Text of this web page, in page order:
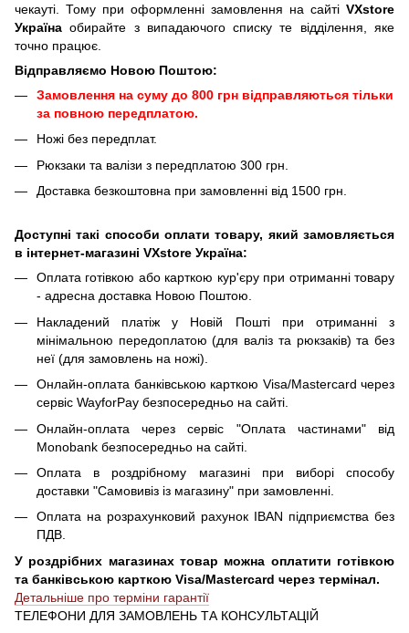
чекауті. Тому при оформленні замовлення на сайті VXstore
Україна обирайте з випадаючого списку те відділення, яке
точно працює.
Відправляємо Новою Поштою:
Замовлення на суму до 800 грн відправляються тільки
за повною передплатою.
Ножі без передплат.
Рюкзаки та валізи з передплатою 300 грн.
Доставка безкоштовна при замовленні від 1500 грн.
Доступні такі способи оплати товару, який замовляється
в інтернет-магазині VXstore Україна:
Оплата готівкою або карткою кур'єру при отриманні товару
- адресна доставка Новою Поштою.
Накладений платіж у Новій Пошті при отриманні з
мінімальною передоплатою (для валіз та рюкзаків) та без
неї (для замовлень на ножі).
Онлайн-оплата банківською карткою Visa/Mastercard через
сервіс WayforPay безпосередньо на сайті.
Онлайн-оплата через сервіс "Оплата частинами" від
Monobank безпосередньо на сайті.
Оплата в роздрібному магазині при виборі способу
доставки "Самовивіз із магазину" при замовленні.
Оплата на розрахунковий рахунок IBAN підприємства без
ПДВ.
У роздрібних магазинах товар можна оплатити готівкою
та банківською карткою Visa/Mastercard через термінал.
Детальніше про терміни гарантії
ТЕЛЕФОНИ ДЛЯ ЗАМОВЛЕНЬ ТА КОНСУЛЬТАЦІЙ